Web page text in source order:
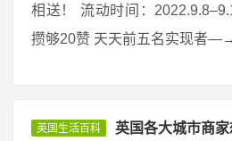
相送！ 流动时间：
攒够20赞 天天前五名实现者
英国生活百科
英国各大城市商